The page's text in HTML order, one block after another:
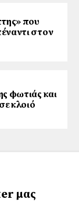
που
στον
φωτιάς και
κλοιό
μας